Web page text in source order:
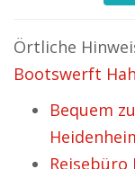
Örtliche
Bootswerft
Bequem
Reisebüro